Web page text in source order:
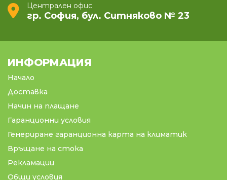
Централен офис
гр. София, бул. Ситняково № 23
ИНФОРМАЦИЯ
Начало
Доставка
Начин на плащане
Гаранционни условия
Генериране гаранционна карта на климатик
Връщане на стока
Рекламации
Общи условия